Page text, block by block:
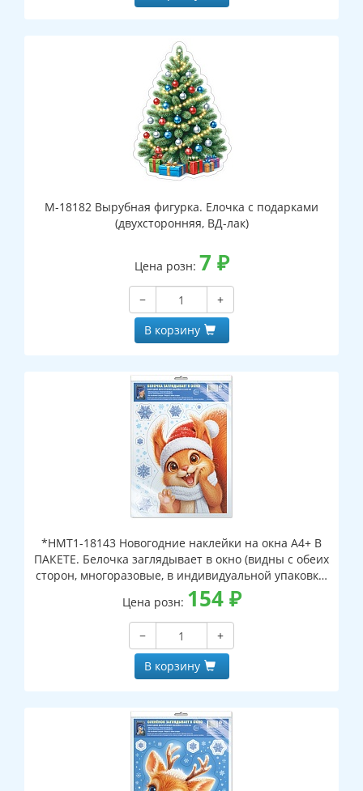
М-18182 Вырубная фигурка. Елочка с подарками
(двухсторонняя, ВД-лак)
Цена розн: 7 ₽
−
+
В корзину
*НМТ1-18143 Новогодние наклейки на окна А4+ В
ПАКЕТЕ. Белочка заглядывает в окно (видны с обеих
сторон, многоразовые, в индивидуальной упаковке,
с европодвесом и клеевым клапаном)
Цена розн: 154₽
−
+
В корзину